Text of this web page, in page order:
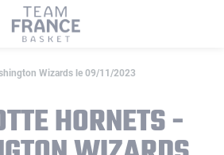
Wizards le 09/11/2023
HORNETS -